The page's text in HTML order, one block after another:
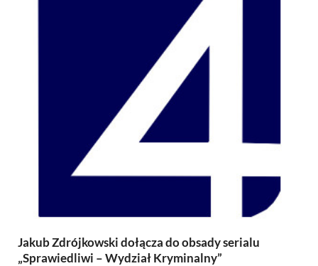
Jakub Zdrójkowski dołącza do obsady serialu
„Sprawiedliwi – Wydział Kryminalny”